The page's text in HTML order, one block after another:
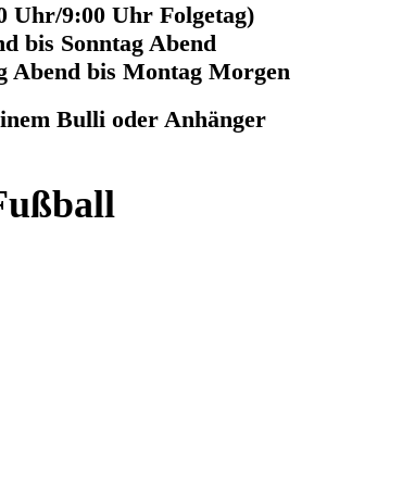
Uhr/9:00 Uhr Folgetag)
bis Sonntag Abend
Abend bis Montag Morgen
Bulli oder Anhänger